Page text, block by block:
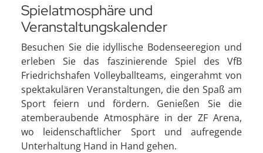
Spielatmosphäre und
Veranstaltungskalender
Besuchen Sie die idyllische Bodenseeregion und
erleben Sie das faszinierende Spiel des VfB
Friedrichshafen Volleyballteams, eingerahmt von
spektakulären Veranstaltungen, die den Spaß am
Sport feiern und fördern. Genießen Sie die
atemberaubende Atmosphäre in der ZF Arena,
wo leidenschaftlicher Sport und aufregende
Unterhaltung Hand in Hand gehen.